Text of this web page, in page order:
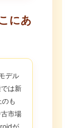
にあ
デル
は新
も
市場
が